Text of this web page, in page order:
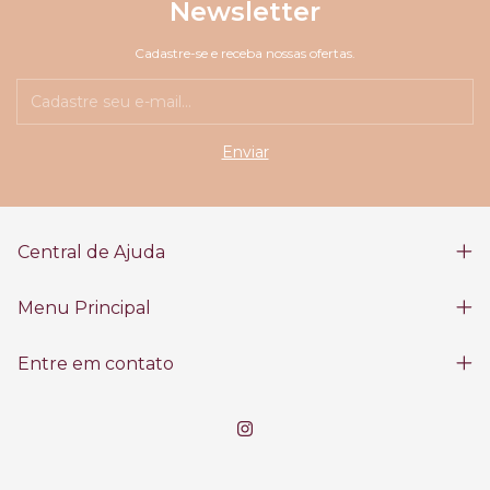
Newsletter
Cadastre-se e receba nossas ofertas.
Central de Ajuda
Menu Principal
Entre em contato